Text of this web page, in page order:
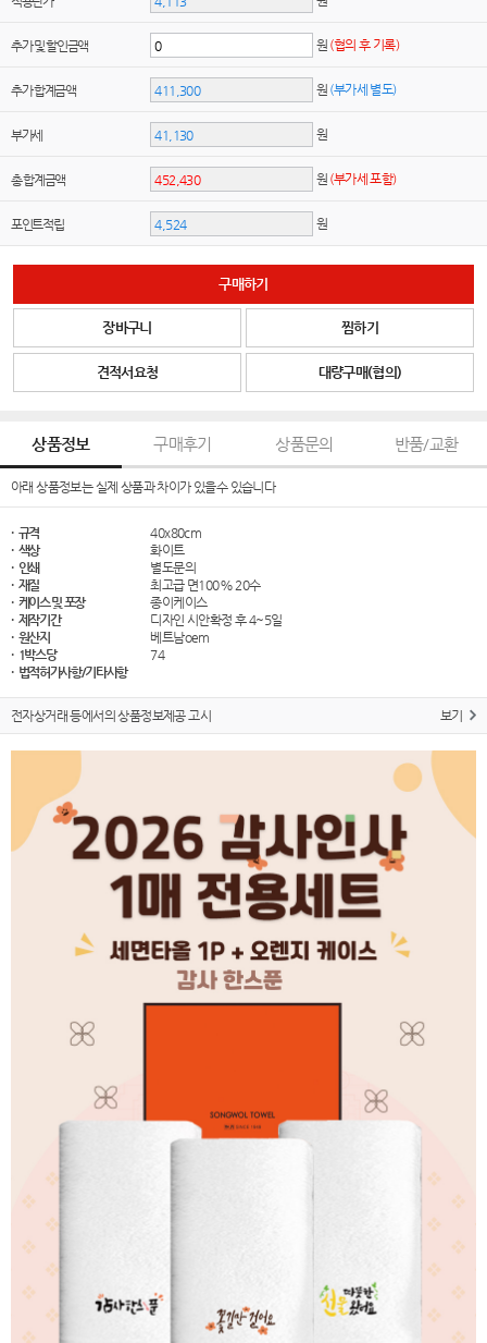
추가 및 할인금액 원 (협의 후 기록)
추가 합계금액 원 (부가세 별도)
부가세 원
총 합계금액 원 (부가세 포함)
포인트적립 원
구매하기
장바구니 찜하기
견적서요청 대량구매(협의)
상품정보 구매후기 상품문의 반품/교환
아래 상품정보는 실제 상품과 차이가 있을수 있습니다
· 규격
40x80cm
· 색상
화이트
· 인쇄
별도문의
· 재질
최고급 면100% 20수
· 케이스 및 포장
종이케이스
· 제작기간
디자인 시안확정 후 4~5일
· 원산지
베트남oem
· 1박스당
74
· 법적허가사항/기타사항
전자상거래 등에서의 상품정보제공 고시 보기